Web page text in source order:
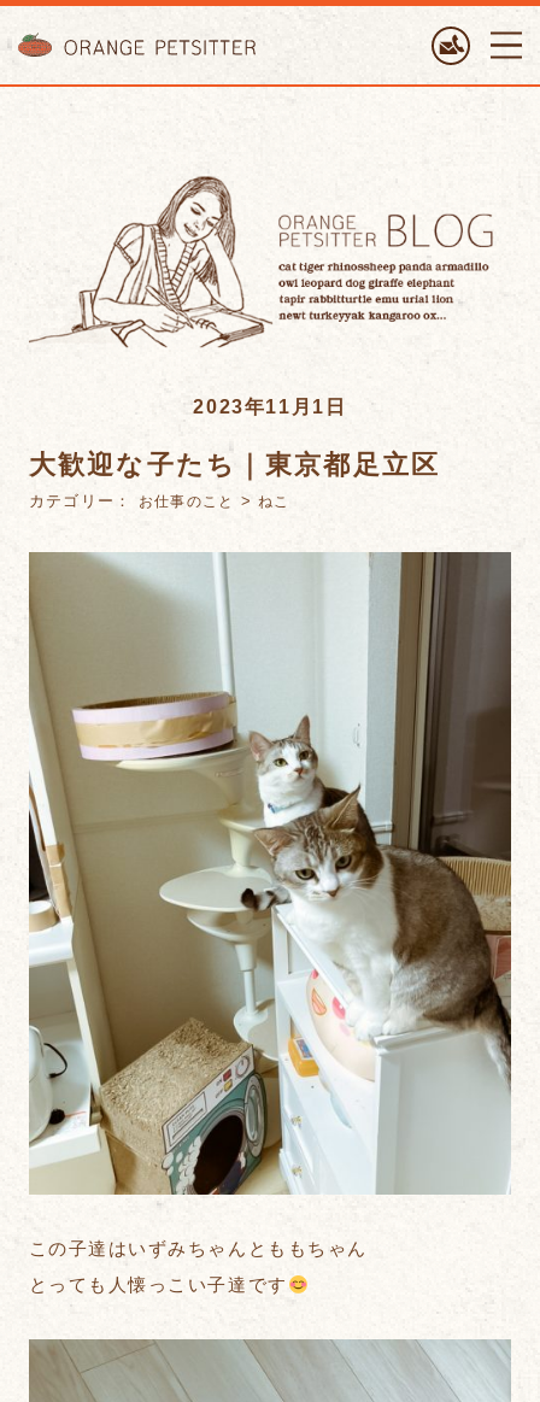
2023年11月1日
大歓迎な子たち｜東京都足立区
カテゴリー： お仕事のこと >ねこ
この子達はいずみちゃんとももちゃん
とっても人懐っこい子達です